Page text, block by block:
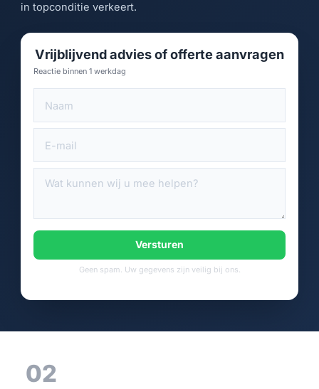
in topconditie verkeert.
Vrijblijvend advies of offerte aanvragen
Reactie binnen 1 werkdag
Versturen
Geen spam. Uw gegevens zijn veilig bij ons.
02